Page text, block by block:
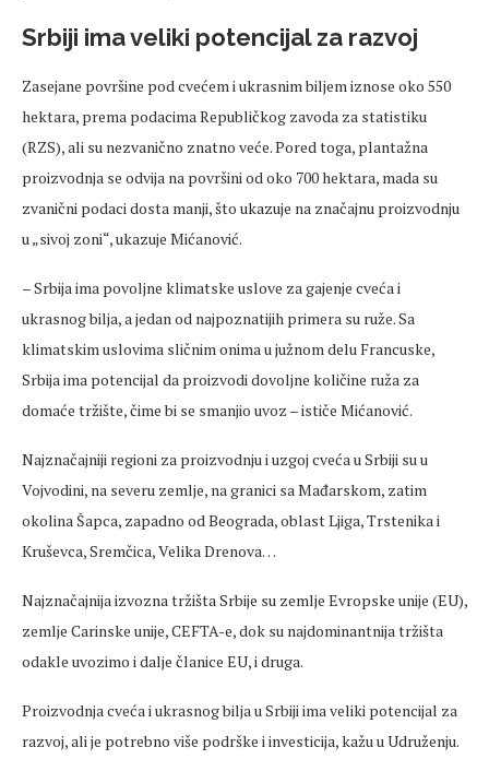
Srbiji ima veliki potencijal za razvoj
Zasejane površine pod cvećem i ukrasnim biljem iznose oko 550
hektara, prema podacima Republičkog zavoda za statistiku
(RZS), ali su nezvanično znatno veće. Pored toga, plantažna
proizvodnja se odvija na površini od oko 700 hektara, mada su
zvanični podaci dosta manji, što ukazuje na značajnu proizvodnju
u „sivoj zoni“, ukazuje Mićanović.
– Srbija ima povoljne klimatske uslove za gajenje cveća i
ukrasnog bilja, a jedan od najpoznatijih primera su ruže. Sa
klimatskim uslovima sličnim onima u južnom delu Francuske,
Srbija ima potencijal da proizvodi dovoljne količine ruža za
domaće tržište, čime bi se smanjio uvoz – ističe Mićanović.
Najznačajniji regioni za proizvodnju i uzgoj cveća u Srbiji su u
Vojvodini, na severu zemlje, na granici sa Mađarskom, zatim
okolina Šapca, zapadno od Beograda, oblast Ljiga, Trstenika i
Kruševca, Sremčica, Velika Drenova…
Najznačajnija izvozna tržišta Srbije su zemlje Evropske unije (EU),
zemlje Carinske unije, CEFTA-e, dok su najdominantnija tržišta
odakle uvozimo i dalje članice EU, i druga.
Proizvodnja cveća i ukrasnog bilja u Srbiji ima veliki potencijal za
razvoj, ali je potrebno više podrške i investicija, kažu u Udruženju.